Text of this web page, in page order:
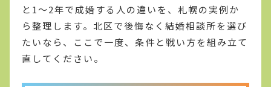
と1〜2年で成婚する人の違いを、札幌の実例か
ら整理します。北区で後悔なく結婚相談所を選び
たいなら、ここで一度、条件と戦い方を組み立て
直してください。